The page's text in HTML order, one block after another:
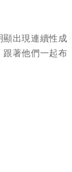
顯出現連續性成
跟著他們一起布